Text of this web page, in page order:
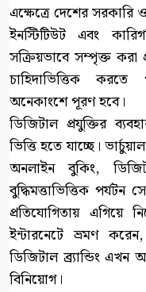
এক্ষেত্রে দেশের সরকারি
ইনস্টিটিউট এবং
সক্রিয়ভাবে সম্পৃক্ত করা
চাহিদাভিত্তিক
অনেকাংশে পূরণ হবে।
ডিজিটাল প্রযুক্তির
ভিত্তি হতে যাচ্ছে।
অনলাইন বুকিং,
বুদ্ধিমত্তাভিত্তিক পর্যটন
প্রতিযোগিতায় এগিয়ে
ইন্টারনেটে ভ্রমণ
ডিজিটাল ব্র্যান্ডিং এখন
বিনিয়োগ।